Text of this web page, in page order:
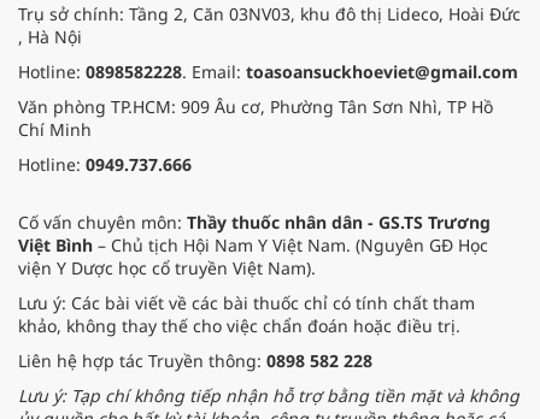
Trụ sở chính: Tầng 2, Căn 03NV03, khu đô thị Lideco, Hoài Đức
, Hà Nội
Hotline: 0898582228. Email: toasoansuckhoeviet@gmail.com
Văn phòng TP.HCM: 909 Âu cơ, Phường Tân Sơn Nhì, TP Hồ
Chí Minh
Hotline: 0949.737.666
Cố vấn chuyên môn: Thầy thuốc nhân dân - GS.TS Trương
Việt Bình – Chủ tịch Hội Nam Y Việt Nam. (Nguyên GĐ Học
viện Y Dược học cổ truyền Việt Nam).
Lưu ý: Các bài viết về các bài thuốc chỉ có tính chất tham
khảo, không thay thế cho việc chẩn đoán hoặc điều trị.
Liên hệ hợp tác Truyền thông: 0898 582 228
Lưu ý: Tạp chí không tiếp nhận hỗ trợ bằng tiền mặt và không